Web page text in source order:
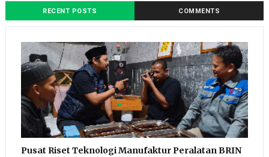
RECENT POSTS COMMENTS
Pusat Riset Teknologi Manufaktur Peralatan BRIN